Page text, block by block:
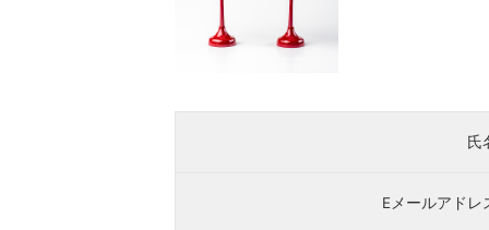
氏
Eメールアドレ